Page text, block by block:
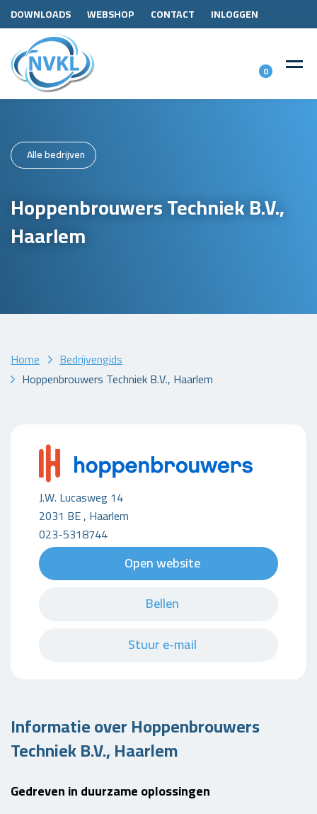
DOWNLOADS WEBSHOP CONTACT INLOGGEN
0
Alle bedrijven
Hoppenbrouwers Techniek B.V.,
Haarlem
Home
Bedrijvengids
Hoppenbrouwers Techniek B.V., Haarlem
J.W. Lucasweg 14
2031 BE , Haarlem
023-5318744
Open website
Bellen
Stuur e-mail
Informatie over Hoppenbrouwers
Techniek B.V., Haarlem
Gedreven in duurzame oplossingen